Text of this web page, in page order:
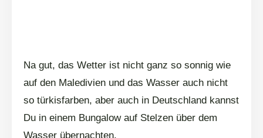
Na gut, das Wetter ist nicht ganz so sonnig wie
auf den Maledivien und das Wasser auch nicht
so türkisfarben, aber auch in Deutschland kannst
Du in einem Bungalow auf Stelzen über dem
Wasser übernachten.